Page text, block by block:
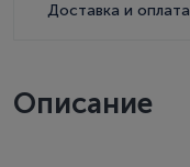
Доставка и оплата
Описание